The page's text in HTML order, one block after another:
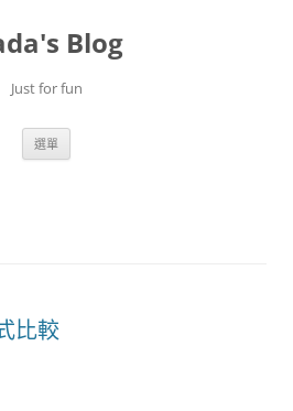
Blog
Just for fun
選單
比較